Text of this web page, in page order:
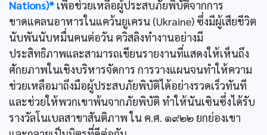
Nations)* เพื่อช่วยเหลือผู้ประสบภัยพิบัติจากการ
ขาดแคลนอาหารในแคว้นยูเครน (Ukraine) ซึ่งมีผู้เสียชีวิต
นับพันนับหมื่นคนต่อวัน ควิสลิงทำงานอย่างมี
ประสิทธิภาพและสามารถเขียนรายงานที่แสดงให้เห็นถึง
ศักยภาพในเชิงบริหารจัดการ การวางแผนจนทำให้ความ
ช่วยเหลือมาถึงมือผู้ประสบภัยพิบัติได้อย่างรวดเร็วทันที
และช่วยให้พวกเขาพ้นจากภัยพิบัติ ทำให้นันเซินซึ่งได้รับ
รางวัลโนเบลสาขาสันติภาพ ใน ค.ศ. ๑๙๒๒ ยกย่องเขา